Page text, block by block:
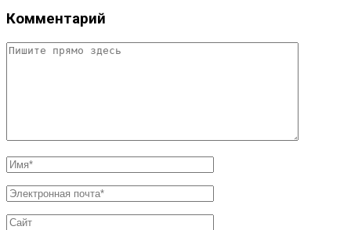
Комментарий